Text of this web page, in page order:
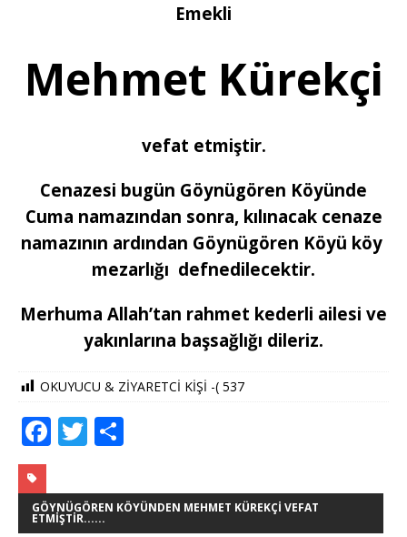
Emekli
Mehmet Kürekçi
vefat etmiştir.
Cenazesi bugün Göynügören Köyünde
Cuma namazından sonra, kılınacak cenaze
namazının ardından Göynügören Köyü köy
mezarlığı defnedilecektir.
Merhuma Allah’tan rahmet kederli ailesi ve
yakınlarına başsağlığı dileriz.
OKUYUCU & ZİYARETCİ KİŞİ -( 537
F
c
e
T
it
te
ar
e
GÖYNÜGÖREN KÖYÜNDEN MEHMET KÜREKÇI VEFAT
ETMIŞTIR......